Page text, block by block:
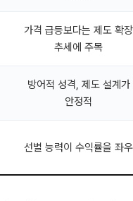
가격 급등보다는 제도 확장
추세에 주목
방어적 성격, 제도 설계가
안정적
선별 능력이 수익률을 좌우